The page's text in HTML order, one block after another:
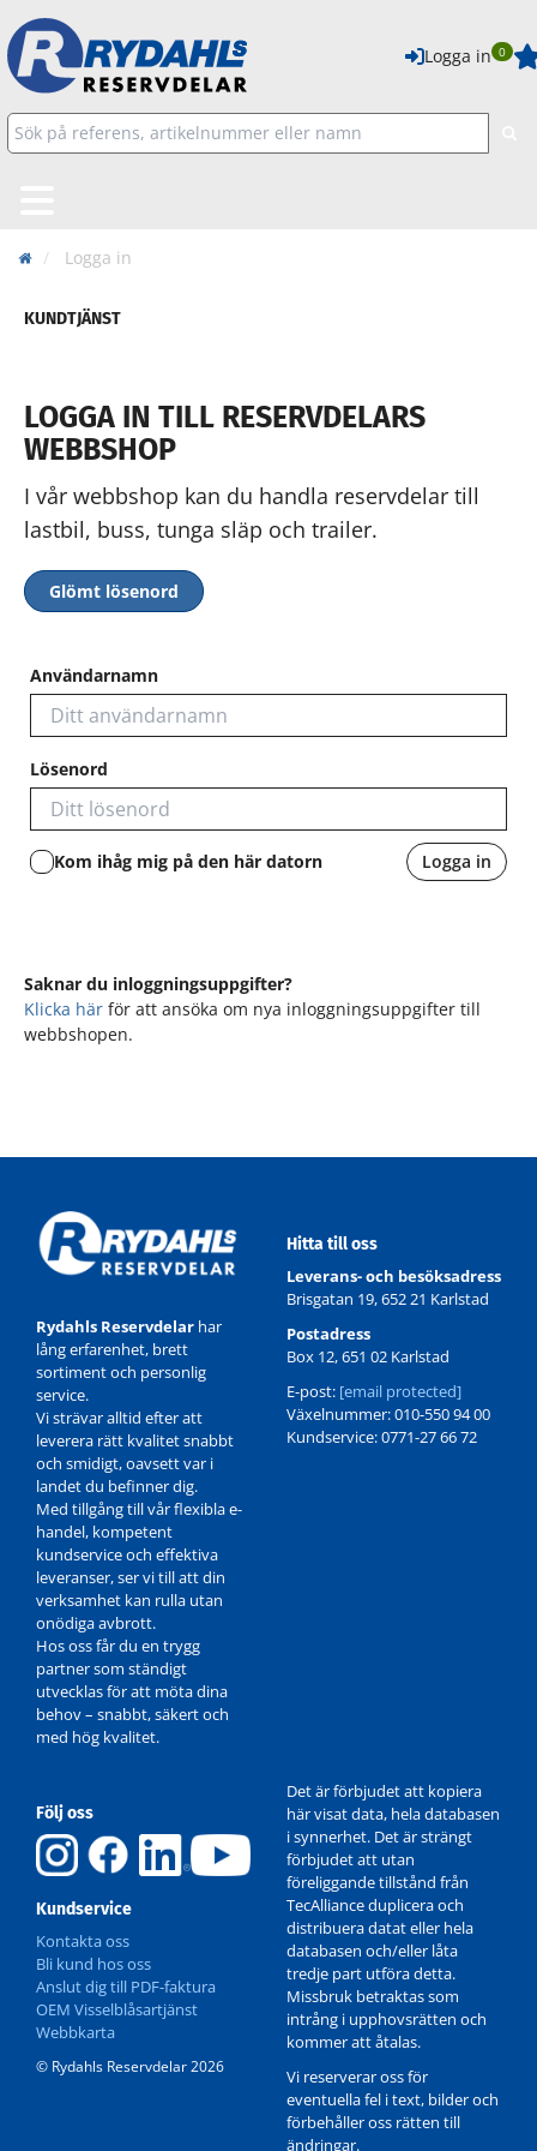
Logga in 0
Logga in
KUNDTJÄNST
LOGGA IN TILL RESERVDELARS
WEBBSHOP
I vår webbshop kan du handla reservdelar till
lastbil, buss, tunga släp och trailer.
Glömt lösenord
Användarnamn
Lösenord
Kom ihåg mig på den här datorn Logga in
Saknar du inloggningsuppgifter?
Klicka här för att ansöka om nya inloggningsuppgifter till
webbshopen.
Rydahls Reservdelar har
lång erfarenhet, brett
sortiment och personlig
service.
Vi strävar alltid efter att
leverera rätt kvalitet snabbt
och smidigt, oavsett var i
landet du befinner dig.
Med tillgång till vår flexibla e-
handel, kompetent
kundservice och effektiva
leveranser, ser vi till att din
verksamhet kan rulla utan
onödiga avbrott.
Hos oss får du en trygg
partner som ständigt
utvecklas för att möta dina
behov – snabbt, säkert och
med hög kvalitet.
Hitta till oss
Leverans- och besöksadress
Brisgatan 19, 652 21 Karlstad
Postadress
Box 12, 651 02 Karlstad
E-post: [email protected]
Växelnummer: 010-550 94 00
Kundservice: 0771-27 66 72
Följ oss
Kundservice
Kontakta oss
Bli kund hos oss
Anslut dig till PDF-faktura
OEM Visselblåsartjänst
Webbkarta
© Rydahls Reservdelar 2026
Det är förbjudet att kopiera
här visat data, hela databasen
i synnerhet. Det är strängt
förbjudet att utan
föreliggande tillstånd från
TecAlliance duplicera och
distribuera datat eller hela
databasen och/eller låta
tredje part utföra detta.
Missbruk betraktas som
intrång i upphovsrätten och
kommer att åtalas.
Vi reserverar oss för
eventuella fel i text, bilder och
förbehåller oss rätten till
ändringar.